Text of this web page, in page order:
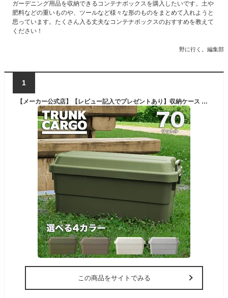
ガーデニング用品を収納できるコンテナボックスを購入したいです。土や
肥料などの重いものや、ツールなど様々な形のものをまとめて入れようと
思っています。たくさん入る丈夫なコンテナボックスのおすすめを教えて
ください！
野に行く。編集部
1
【メーカー公式店】【レビュー記入でプレゼントあり】収納ケース 収納ボックス トランクカーゴ コンテナボックス RISUトランクカーゴ TC-70 送料無料 おしゃれ 座れる 頑丈 丈夫 アウトドア キャンプ 収納BOX フタ付き 屋外 チェア 収納 車載 リス
この商品をサイトでみる